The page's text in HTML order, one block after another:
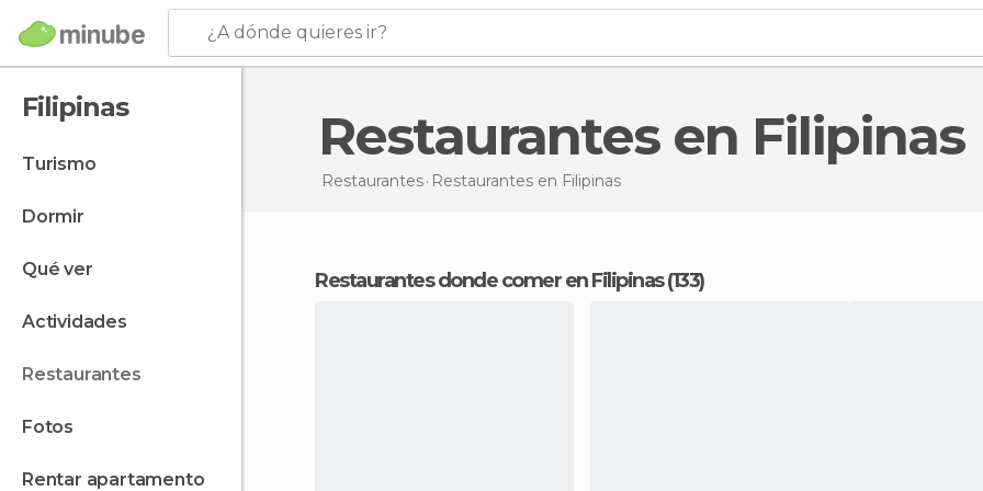
¿A dónde quieres ir?
Filipinas
turismo
dormir
qué ver
actividades
restaurantes
fotos
rentar apartamento
Restaurantes en Filipinas
Restaurantes Restaurantes en Filipinas
Restaurantes donde comer en Filipinas (133)